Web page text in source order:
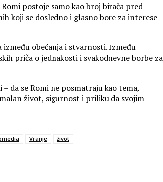
postoje samo kao broj birača pred
koji se dosledno i glasno bore za interese
obećanja i stvarnosti. Između
priča o jednakosti i svakodnevne borbe za
da se Romi ne posmatraju kao tema,
život, sigurnost i priliku da svojim
Vranje život